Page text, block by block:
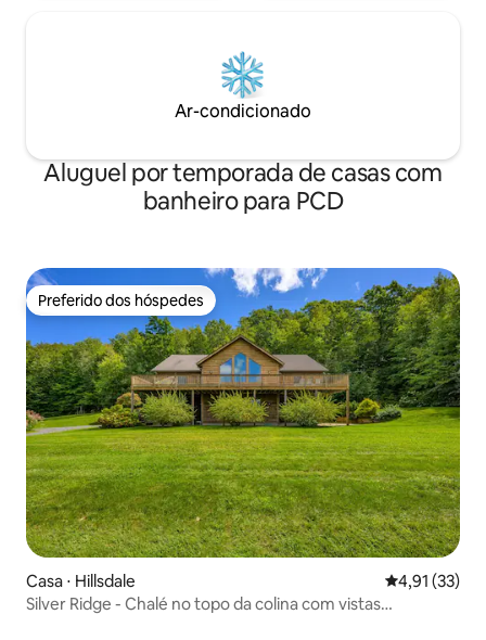
Ar-condicionado
Aluguel por temporada de casas com
banheiro para PCD
Preferido dos hóspedes
Preferido dos hóspedes
Casa ⋅ Hillsdale 4,91 de uma
4,91 (33)
Silver Ridge - Chalé no topo da colina com vistas